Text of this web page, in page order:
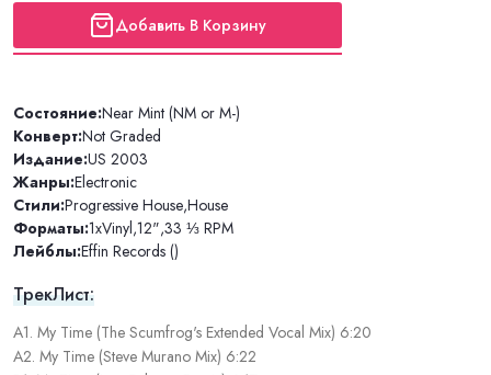
Добавить В Корзину
Состояние:Near Mint (NM or M-)
Конверт:Not Graded
Издание:US 2003
Жанры:Electronic
Стили:Progressive House,House
Форматы:1xVinyl,12",33 ⅓ RPM
Лейблы:Effin Records ()
ТрекЛист:
A1. My Time (The Scumfrog's Extended Vocal Mix) 6:20
A2. My Time (Steve Murano Mix) 6:22